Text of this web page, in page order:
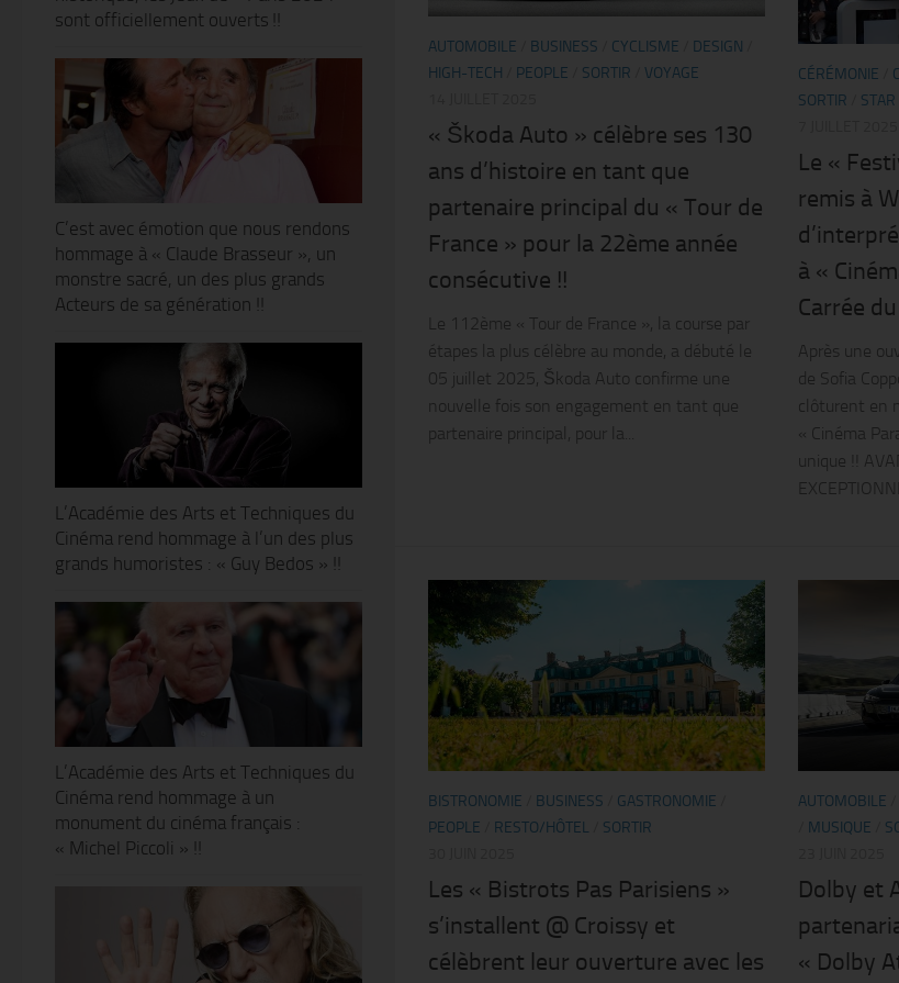
AUTOMOBILE BUSINESS CYCLISME DESIGN
HIGH-TECH
PEOPLE SORTIR
VOYAGE
« Škoda Auto » célèbre ses 130
ans d’histoire en tant que
partenaire principal du « Tour de
France » pour la 22ème année
consécutive !!
Le 112ème « Tour de France », la course par
étapes la plus célèbre au monde, a débuté le
05 juillet 2025, Škoda Auto confirme une
nouvelle fois son engagement en tant que
partenaire principal, pour la...
CÉRÉMONIE
SORTIR
STAR
Le «
remis à
à «
Carrée
Après une
de Sofia
clôturent en
« Cinéma
unique !!
BISTRONOMIE BUSINESS GASTRONOMIE
PEOPLE
RESTO/HÔTEL
SORTIR
Les « Bistrots Pas Parisiens »
s’installent @ Croissy et
célèbrent leur ouverture avec les
AUTOMOBILE
MUSIQUE
Dolby et
« Dolby
sont officiellement ouverts !!
C’est avec émotion que nous rendons
hommage à « Claude Brasseur », un
monstre sacré, un des plus grands
Acteurs de sa génération !!
L’Académie des Arts et Techniques du
Cinéma rend hommage à l’un des plus
grands humoristes : « Guy Bedos » !!
L’Académie des Arts et Techniques du
Cinéma rend hommage à un
monument du cinéma français :
« Michel Piccoli » !!